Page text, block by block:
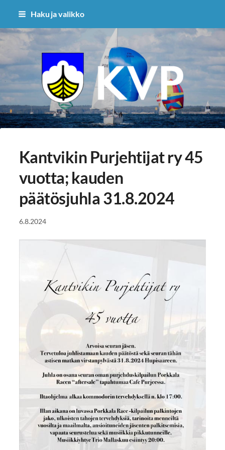
sisältöön
Haku ja valikko
Kantvikin Purjehtijat ry.
Kantvikin Purjehtijat ry 45
vuotta; kauden
päätösjuhla 31.8.2024
6.8.2024